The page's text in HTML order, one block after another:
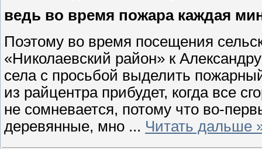
ведь во время пожара каж­дая
Поэтому во время посещения
«Николаевский район» к
села с просьбой выделить
из райцентра прибудет, когда все
не сомневается, потому что во-
деревянные, мно ... Читать дальше